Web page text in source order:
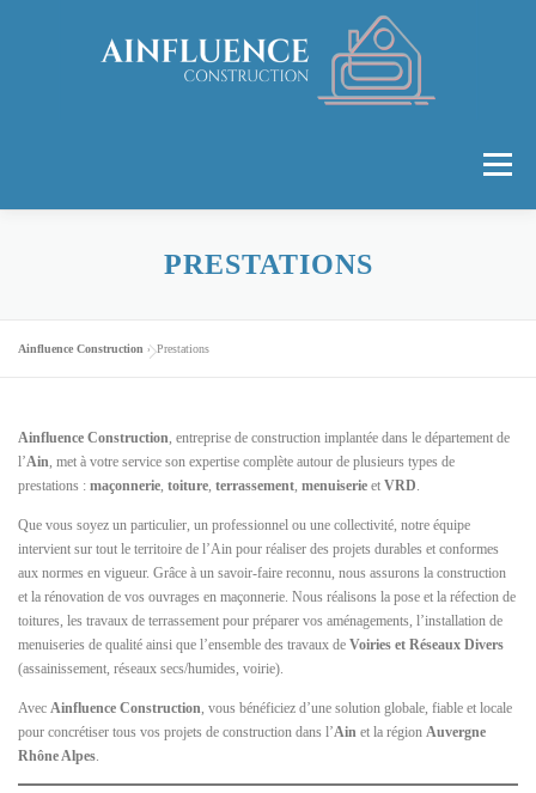
Menu
LA SOCIÉTÉ PRESTATIONS
RÉALISATIONS
PRESTATIONS
Ainfluence Construction »Prestations
Ainfluence Construction, entreprise de construction implantée dans le département de
l’Ain, met à votre service son expertise complète autour de plusieurs types de
prestations : maçonnerie, toiture, terrassement, menuiserie et VRD.
Que vous soyez un particulier, un professionnel ou une collectivité, notre équipe
intervient sur tout le territoire de l’Ain pour réaliser des projets durables et conformes
aux normes en vigueur. Grâce à un savoir‑faire reconnu, nous assurons la construction
et la rénovation de vos ouvrages en maçonnerie. Nous réalisons la pose et la réfection de
toitures, les travaux de terrassement pour préparer vos aménagements, l’installation de
menuiseries de qualité ainsi que l’ensemble des travaux de Voiries et Réseaux Divers
(assainissement, réseaux secs/humides, voirie).
Avec Ainfluence Construction, vous bénéficiez d’une solution globale, fiable et locale
pour concrétiser tous vos projets de construction dans l’Ain et la région Auvergne
Rhône Alpes.